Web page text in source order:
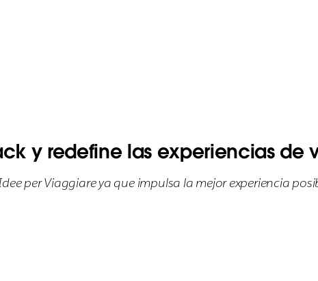
y redefine las experiencias de
per Viaggiare ya que impulsa la mejor experiencia